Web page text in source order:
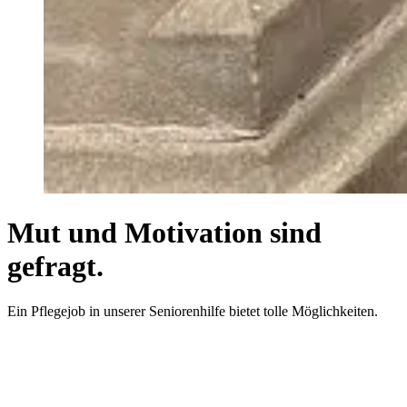
Mut und Motivation sind
gefragt.
Ein Pflegejob in unserer Seniorenhilfe bietet tolle Möglichkeiten.